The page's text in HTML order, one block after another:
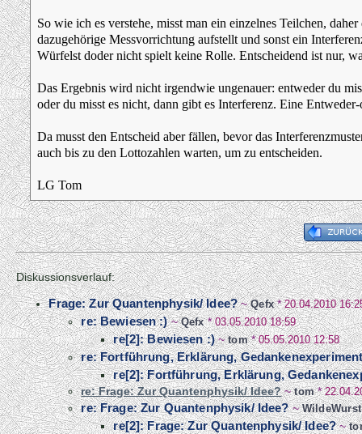
So wie ich es verstehe, misst man ein einzelnes Teilchen,
dazugehörige Messvorrichtung aufstellt und sonst ein
Würfelst doder nicht spielt keine Rolle. Entscheidend ist nur,
Das Ergebnis wird nicht irgendwie ungenauer: entweder du
oder du misst es nicht, dann gibt es Interferenz. Eine
Da musst den Entscheid aber fällen, bevor das
auch bis zu den Lottozahlen warten, um zu entscheiden.
LG Tom
Diskussionsverlauf:
Frage: Zur Quantenphysik/ Idee?~Qefx*20.04.2010
re: Bewiesen :)~Qefx*03.05.2010 18:59
re[2]: Bewiesen :)~tom*05.05.2010 12:58
re: Fortführung, Erklärung,
re[2]: Fortführung, Erklärung,
re: Frage: Zur Quantenphysik/ Idee?~tom*
re: Frage: Zur Quantenphysik/ Idee?~WildeWurst
re[2]: Frage: Zur Quantenphysik/ Idee?~